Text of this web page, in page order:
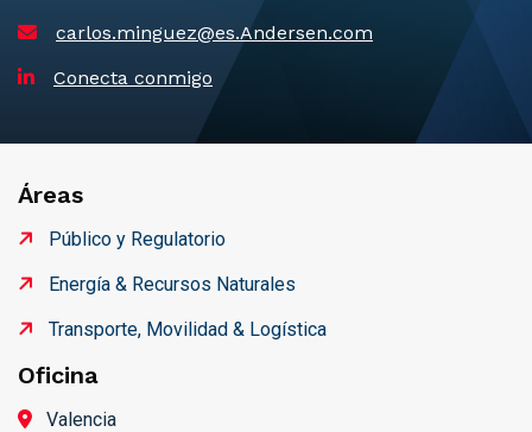
carlos.minguez@es.Andersen.com
Conecta conmigo
Áreas
Público y Regulatorio
Energía & Recursos Naturales
Transporte, Movilidad & Logística
Oficina
Valencia